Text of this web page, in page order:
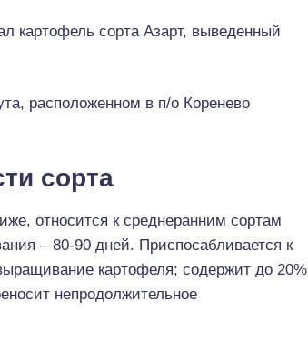
картофель сорта Азарт, выведенный
расположенном в п/о Коренево
сорта
относится к среднеранним сортам
– 80-90 дней. Приспосабливается к
картофеля; содержит до 20%
непродолжительное